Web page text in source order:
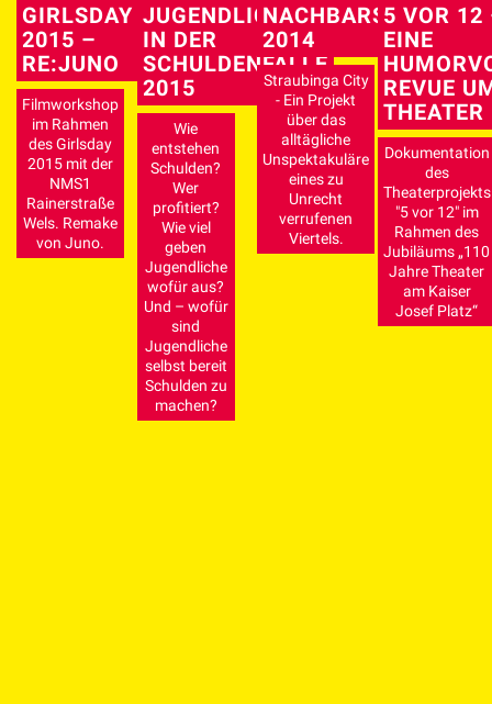
GIRLSDAY
2015 –
RE:JUNO
Filmworkshop
im Rahmen
des Girlsday
2015 mit der
NMS1
Rainerstraße
Wels. Remake
von Juno.
JUGENDLICHE
IN DER
SCHULDENFALLE
2015
Wie
entstehen
Schulden?
Wer
profitiert?
Wie viel
geben
Jugendliche
wofür aus?
Und – wofür
sind
Jugendliche
selbst bereit
Schulden zu
machen?
NACHBARSCHAFT
2014
Straubinga City
- Ein Projekt
über das
alltägliche
Unspektakuläre
eines zu
Unrecht
verrufenen
Viertels.
5 VOR 12
EINE
REVUE
THEATER
Dokumentation
des
Theaterprojekts
"5 vor 12" im
Rahmen des
Jubiläums „110
Jahre Theater
am Kaiser
Josef Platz“